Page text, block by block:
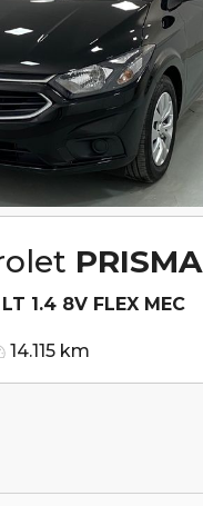
PRISMA
1.4 8V FLEX MEC
14.115 km